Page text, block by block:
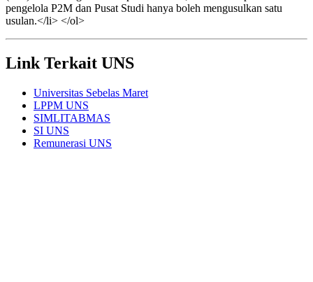
pengelola P2M dan Pusat Studi hanya boleh mengusulkan satu
usulan.</li> </ol>
Link Terkait UNS
Universitas Sebelas Maret
LPPM UNS
SIMLITABMAS
SI UNS
Remunerasi UNS